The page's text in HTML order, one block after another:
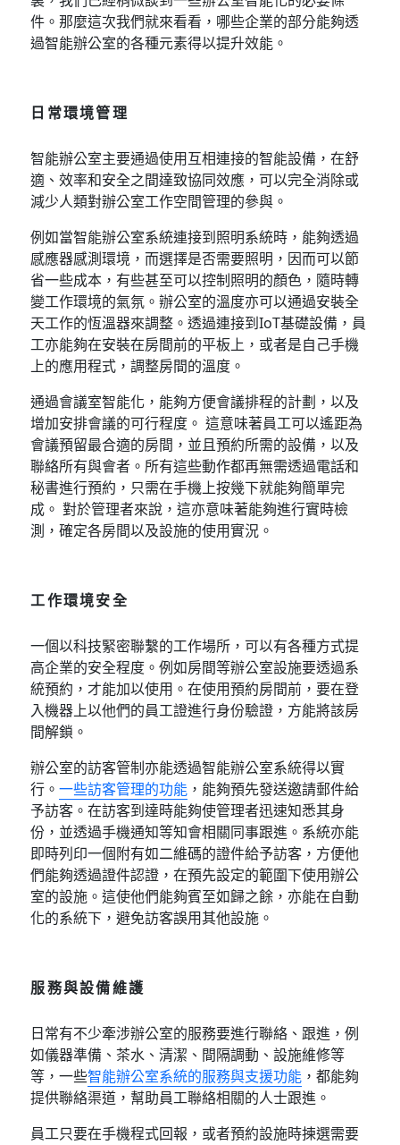
件。那麼這次我們就來看看，哪些企業的部分能夠透
過智能辦公室的各種元素得以提升效能。
日常環境管理
智能辦公室主要通過使用互相連接的智能設備，在舒
適、效率和安全之間達致協同效應，可以完全消除或
減少人類對辦公室工作空間管理的參與。
例如當智能辦公室系統連接到照明系統時，能夠透過
感應器感測環境，而選擇是否需要照明，因而可以節
省一些成本，有些甚至可以控制照明的顏色，隨時轉
變工作環境的氣氛。辦公室的溫度亦可以通過安裝全
天工作的恆溫器來調整。透過連接到IoT基礎設備，員
工亦能夠在安裝在房間前的平板上，或者是自己手機
上的應用程式，調整房間的溫度。
通過會議室智能化，能夠方便會議排程的計劃，以及
增加安排會議的可行程度。 這意味著員工可以遙距為
會議預留最合適的房間，並且預約所需的設備，以及
聯絡所有與會者。所有這些動作都再無需透過電話和
秘書進行預約，只需在手機上按幾下就能夠簡單完
成。 對於管理者來說，這亦意味著能夠進行實時檢
測，確定各房間以及設施的使用實況。
工作環境安全
一個以科技緊密聯繫的工作場所，可以有各種方式提
高企業的安全程度。例如房間等辦公室設施要透過系
統預約，才能加以使用。在使用預約房間前，要在登
入機器上以他們的員工證進行身份驗證，方能將該房
間解鎖。
辦公室的訪客管制亦能透過智能辦公室系統得以實
行。一些訪客管理的功能 ，能夠預先發送邀請郵件給
予訪客。在訪客到達時能夠使管理者迅速知悉其身
份，並透過手機通知等知會相關同事跟進。系統亦能
即時列印一個附有如二維碼的證件給予訪客，方便他
們能夠透過證件認證，在預先設定的範圍下使用辦公
室的設施。這使他們能夠賓至如歸之餘，亦能在自動
化的系統下，避免訪客誤用其他設施。
服務與設備維護
日常有不少牽涉辦公室的服務要進行聯絡、跟進，例
如儀器準備、茶水、清潔、間隔調動、設施維修等
等，一些智能辦公室系統的服務與支援功能 ，都能夠
提供聯絡渠道，幫助員工聯絡相關的人士跟進。
員工只要在手機程式回報，或者預約設施時揀選需要